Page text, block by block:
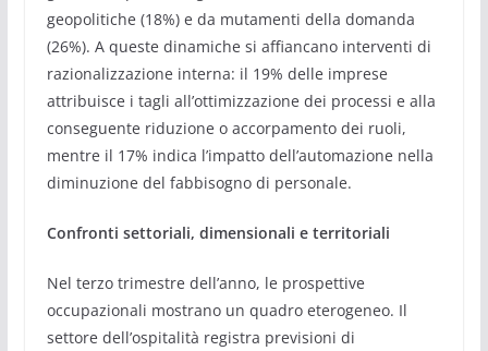
geopolitiche (18%) e da mutamenti della domanda
(26%). A queste dinamiche si affiancano interventi di
razionalizzazione interna: il 19% delle imprese
attribuisce i tagli all’ottimizzazione dei processi e alla
conseguente riduzione o accorpamento dei ruoli,
mentre il 17% indica l’impatto dell’automazione nella
diminuzione del fabbisogno di personale.
Confronti settoriali, dimensionali e territoriali
Nel terzo trimestre dell’anno, le prospettive
occupazionali mostrano un quadro eterogeneo. Il
settore dell’ospitalità registra previsioni di